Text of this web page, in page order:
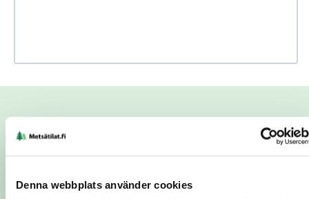
Denna webbplats använder cookies
Begäran om kontakt